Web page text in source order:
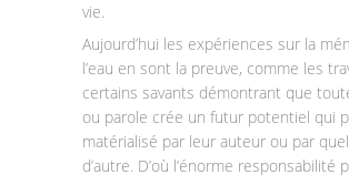
vie.
Aujourd’hui les expériences sur la
l’eau en sont la preuve, comme les
certains savants démontrant que
ou parole crée un futur potentiel qui
matérialisé par leur auteur ou par
d’autre. D’où l’énorme responsabilité